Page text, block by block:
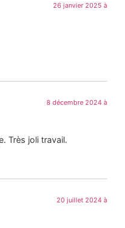
26 janvier 2025 à
8 décembre 2024 à
Très joli travail.
20 juillet 2024 à